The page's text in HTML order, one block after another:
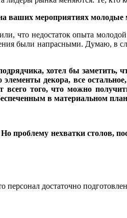
ваших мероприятиях молодые
что недостаток опыта
были напрасными. Думаю, в
хотел бы заметить,
декора, все
всего того, что можно
в материальном
проблему нехватки столов,
достаточно